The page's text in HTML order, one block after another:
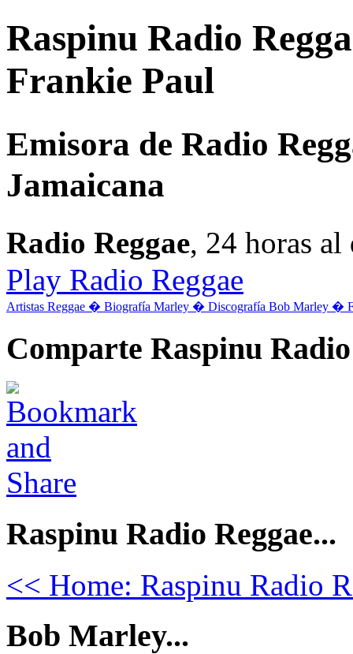
Raspinu Radio
Frankie Paul
Emisora de Radio
Jamaicana
Radio Reggae, 24 horas
Play Radio Reggae
Artistas Reggae � Biografía Marley � Discografía Bob Marley �
Comparte Raspinu
Raspinu Radio Reggae...
<< Home: Raspinu Radio
Bob Marley...